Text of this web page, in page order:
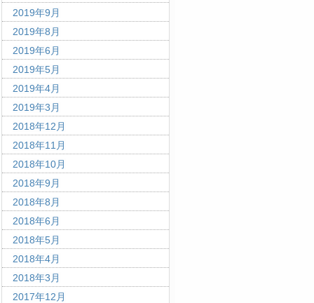
2019年9月
2019年8月
2019年6月
2019年5月
2019年4月
2019年3月
2018年12月
2018年11月
2018年10月
2018年9月
2018年8月
2018年6月
2018年5月
2018年4月
2018年3月
2017年12月